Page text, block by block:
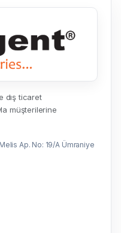
dış ticaret
müşterilerine
Ap. No: 19/A Ümraniye